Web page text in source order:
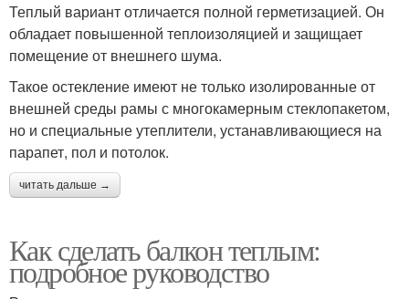
Теплый вариант отличается полной герметизацией. Он
обладает повышенной теплоизоляцией и защищает
помещение от внешнего шума.
Такое остекление имеют не только изолированные от
внешней среды рамы с многокамерным стеклопакетом,
но и специальные утеплители, устанавливающиеся на
парапет, пол и потолок.
читать дальше →
Как сделать балкон теплым:
подробное руководство